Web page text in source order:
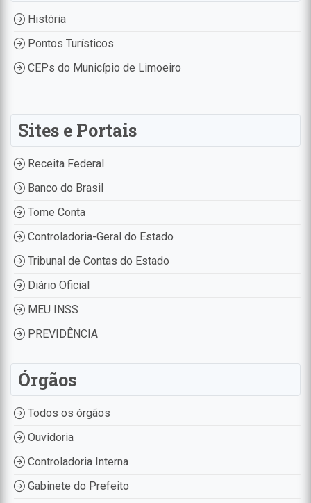
História
Pontos Turísticos
CEPs do Município de Limoeiro
Sites e Portais
Receita Federal
Banco do Brasil
Tome Conta
Controladoria-Geral do Estado
Tribunal de Contas do Estado
Diário Oficial
MEU INSS
PREVIDÊNCIA
Órgãos
Todos os órgãos
Ouvidoria
Controladoria Interna
Gabinete do Prefeito